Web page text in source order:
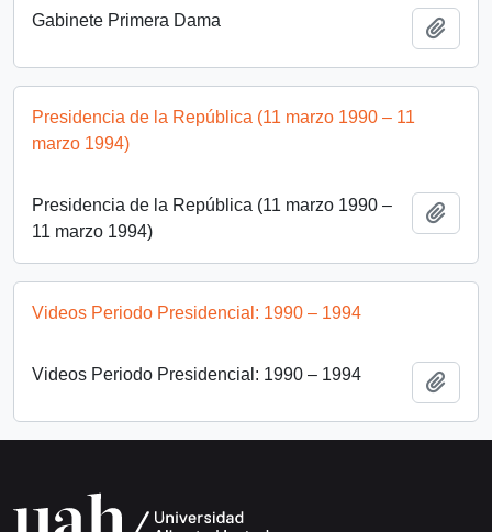
Gabinete Primera Dama
Presidencia de la República (11 marzo 1990 – 11
marzo 1994)
Presidencia de la República (11 marzo 1990 –
11 marzo 1994)
Videos Periodo Presidencial: 1990 – 1994
Videos Periodo Presidencial: 1990 – 1994